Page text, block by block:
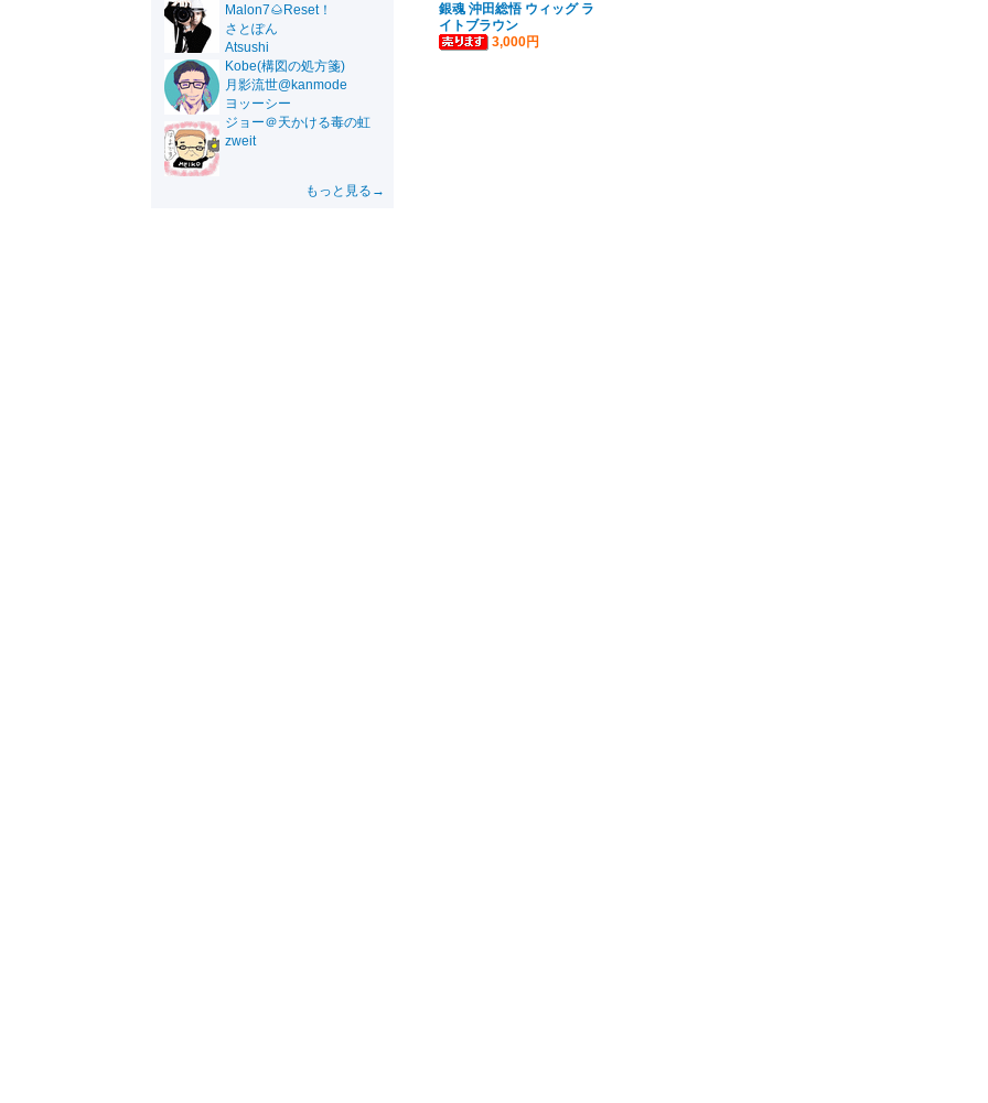
Malon7🌰Reset！
さとぽん
Atsushi
Kobe(構図の処方箋)
月影流世@kanmode
ヨッーシー
ジョー＠天かける毒の虹
zweit
もっと見る→
銀魂 沖田総悟 ウィッグ ラ
イトブラウン
3,000円